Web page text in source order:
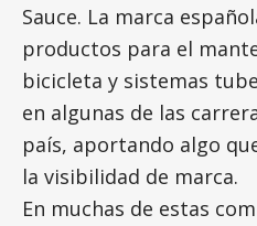
Sauce. La marca
productos para el
bicicleta y sistemas
en algunas de las
país, aportando algo
la visibilidad de marca.
En muchas de estas